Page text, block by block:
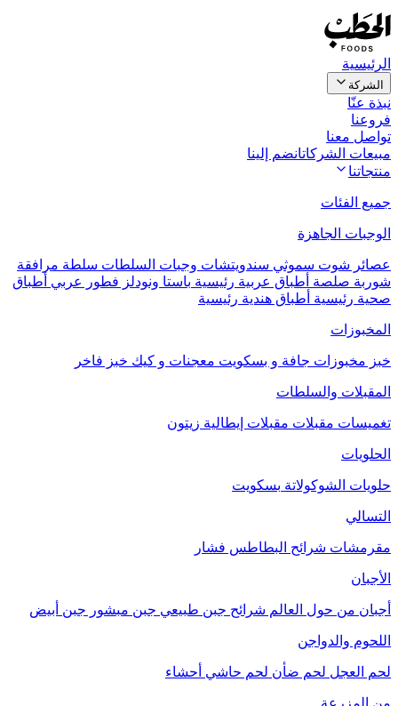
الرئيسية
الشركة
نبذة عنّا
فروعنا
تواصل معنا
مبيعات الشركاتانضم إلينا
منتجاتنا
جميع الفئات
الوجبات الجاهزة
عصائر شوت سموثي سندويتشات وجبات السلطات سلطة مرافقة
شوربة صلصة أطباق عربية رئيسية باستا ونودلز فطور عربي أطباق
صحية رئيسية أطباق هندية رئيسية
المخبوزات
خبز مخبوزات جافة و بسكويت معجنات و كيك خبز فاخر
المقبلات والسلطات
تغميسات مقبلات مقبلات إيطالية زيتون
الحلويات
حلويات الشوكولاتة بسكويت
التسالي
مقرمشات شرائح البطاطس فشار
الأجبان
أجبان من حول العالم شرائح جبن طبيعي جبن مبشور جبن أبيض
اللحوم والدواجن
لحم العجل لحم ضأن لحم حاشي أحشاء
من المزرعة